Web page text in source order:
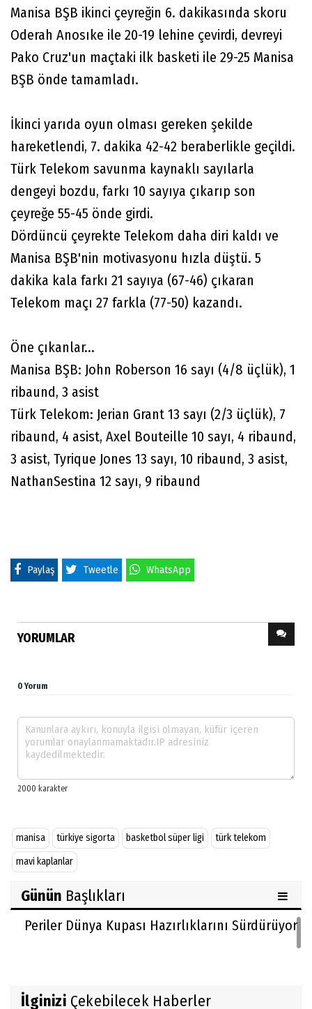
Manisa BŞB ikinci çeyreğin 6. dakikasında skoru
Oderah Anosıke ile 20-19 lehine çevirdi, devreyi
Pako Cruz'un maçtaki ilk basketi ile 29-25 Manisa
BŞB önde tamamladı.
İkinci yarıda oyun olması gereken şekilde
hareketlendi, 7. dakika 42-42 beraberlikle geçildi.
Türk Telekom savunma kaynaklı sayılarla
dengeyi bozdu, farkı 10 sayıya çıkarıp son
çeyreğe 55-45 önde girdi.
Dördüncü çeyrekte Telekom daha diri kaldı ve
Manisa BŞB'nin motivasyonu hızla düştü. 5
dakika kala farkı 21 sayıya (67-46) çıkaran
Telekom maçı 27 farkla (77-50) kazandı.
Öne çıkanlar...
Manisa BŞB: John Roberson 16 sayı (4/8 üçlük), 1
ribaund, 3 asist
Türk Telekom: Jerian Grant 13 sayı (2/3 üçlük), 7
ribaund, 4 asist, Axel Bouteille 10 sayı, 4 ribaund,
3 asist, Tyrique Jones 13 sayı, 10 ribaund, 3 asist,
NathanSestina 12 sayı, 9 ribaund
Paylaş Tweetle WhatsApp
YORUMLAR
0 Yorum
manisa türkiye sigorta basketbol süper ligi
türk telekom
mavi kaplanlar
Günün Başlıkları
Periler Dünya Kupası Hazırlıklarını Sürdürüyor
İlginizi Çekebilecek Haberler